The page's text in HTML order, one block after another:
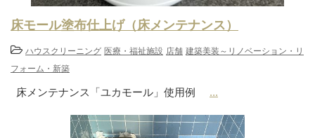
床モール塗布仕上げ（床メンテナンス）
ハウスクリーニング 医療・福祉施設 店舗 建築美装～リノベーション・リ
フォーム・新築
床メンテナンス「ユカモール」使用例 ...